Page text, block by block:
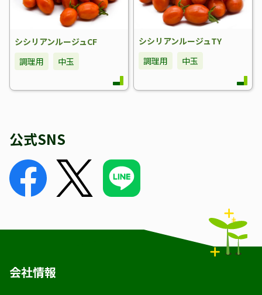
シシリアンルージュCF
調理用
中玉
シシリアンルージュTY
調理用
中玉
公式SNS
会社情報